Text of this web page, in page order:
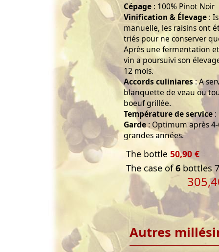
Cépage : 100% Pinot Noir
Vinification & Élevage :
manuelle, les raisins ont
triés pour ne conserver
Après une fermentation
vin a poursuivi son
12 mois.
Accords culiniares: A
blanquette de veau ou
boeuf grillée.
Température de service :
Garde: Optimum après 4-
grandes années.
The bottle 50,90 €
The case of6 bottles
Autres